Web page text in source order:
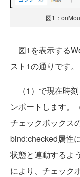
図1：
図1を表示する
スト1の通りです。
（1）で現在時
ンポートします。
チェックボックス
bind:checked属性
状態と連動するよ
により、チェック